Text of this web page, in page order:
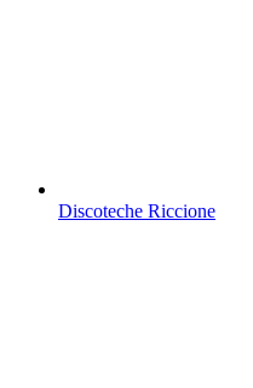
Discoteche Riccione